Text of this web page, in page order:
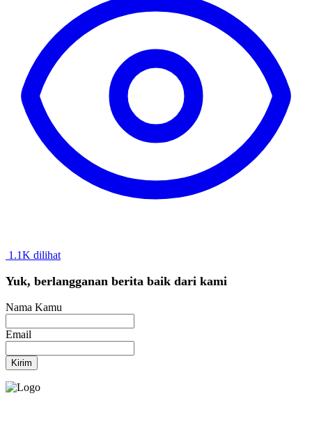
1.1K dilihat
Yuk, berlangganan berita baik dari kami
Nama Kamu
Email
Kirim